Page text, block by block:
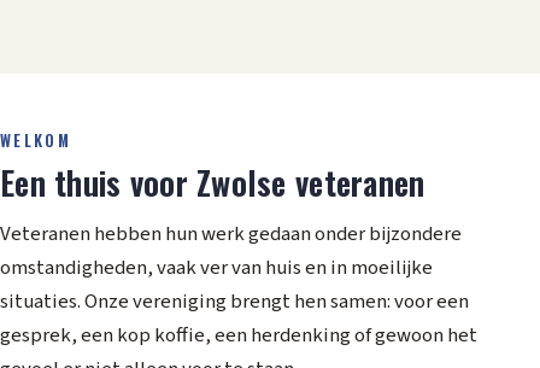
WELKOM
Een thuis voor Zwolse veteranen
Veteranen hebben hun werk gedaan onder bijzondere
omstandigheden, vaak ver van huis en in moeilijke
situaties. Onze vereniging brengt hen samen: voor een
gesprek, een kop koffie, een herdenking of gewoon het